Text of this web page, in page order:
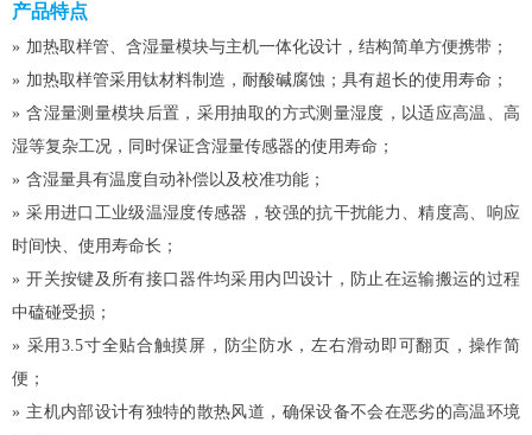
产品特点
» 加热取样管、含湿量模块与主机一体化设计，结构简单方便携带；
» 加热取样管采用钛材料制造，耐酸碱腐蚀；具有超长的使用寿命；
» 含湿量测量模块后置，采用抽取的方式测量湿度，以适应高温、高
湿等复杂工况，同时保证含湿量传感器的使用寿命；
» 含湿量具有温度自动补偿以及校准功能；
» 采用进口工业级温湿度传感器，较强的抗干扰能力、精度高、响应
时间快、使用寿命长；
» 开关按键及所有接口器件均采用内凹设计，防止在运输搬运的过程
中磕碰受损；
» 采用3.5寸全贴合触摸屏，防尘防水，左右滑动即可翻页，操作简
便；
» 主机内部设计有独特的散热风道，确保设备不会在恶劣的高温环境